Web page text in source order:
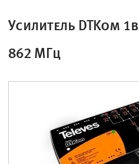
Усилитель DTKom
862 МГц